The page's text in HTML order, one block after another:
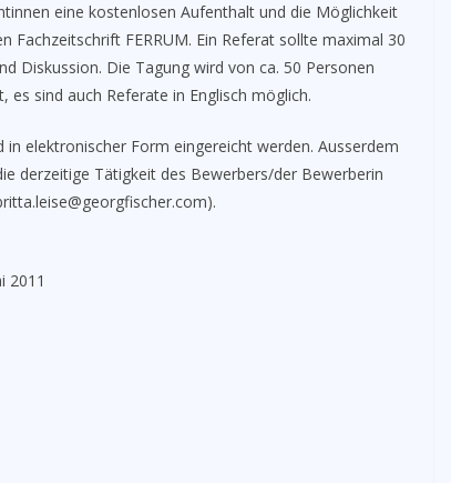
eine kostenlosen Aufenthalt und die Möglichkeit
Fachzeitschrift FERRUM. Ein Referat sollte maximal 30
Diskussion. Die Tagung wird von ca. 50 Personen
es sind auch Referate in Englisch möglich.
elektronischer Form eingereicht werden. Ausserdem
derzeitige Tätigkeit des Bewerbers/der Bewerberin
2011